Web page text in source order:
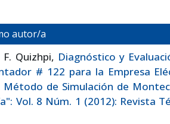
autor/a
Quizhpi, Diagnóstico y
# 122 para la Empresa
Método de Simulación de
Vol. 8 Núm. 1 (2012): Revista